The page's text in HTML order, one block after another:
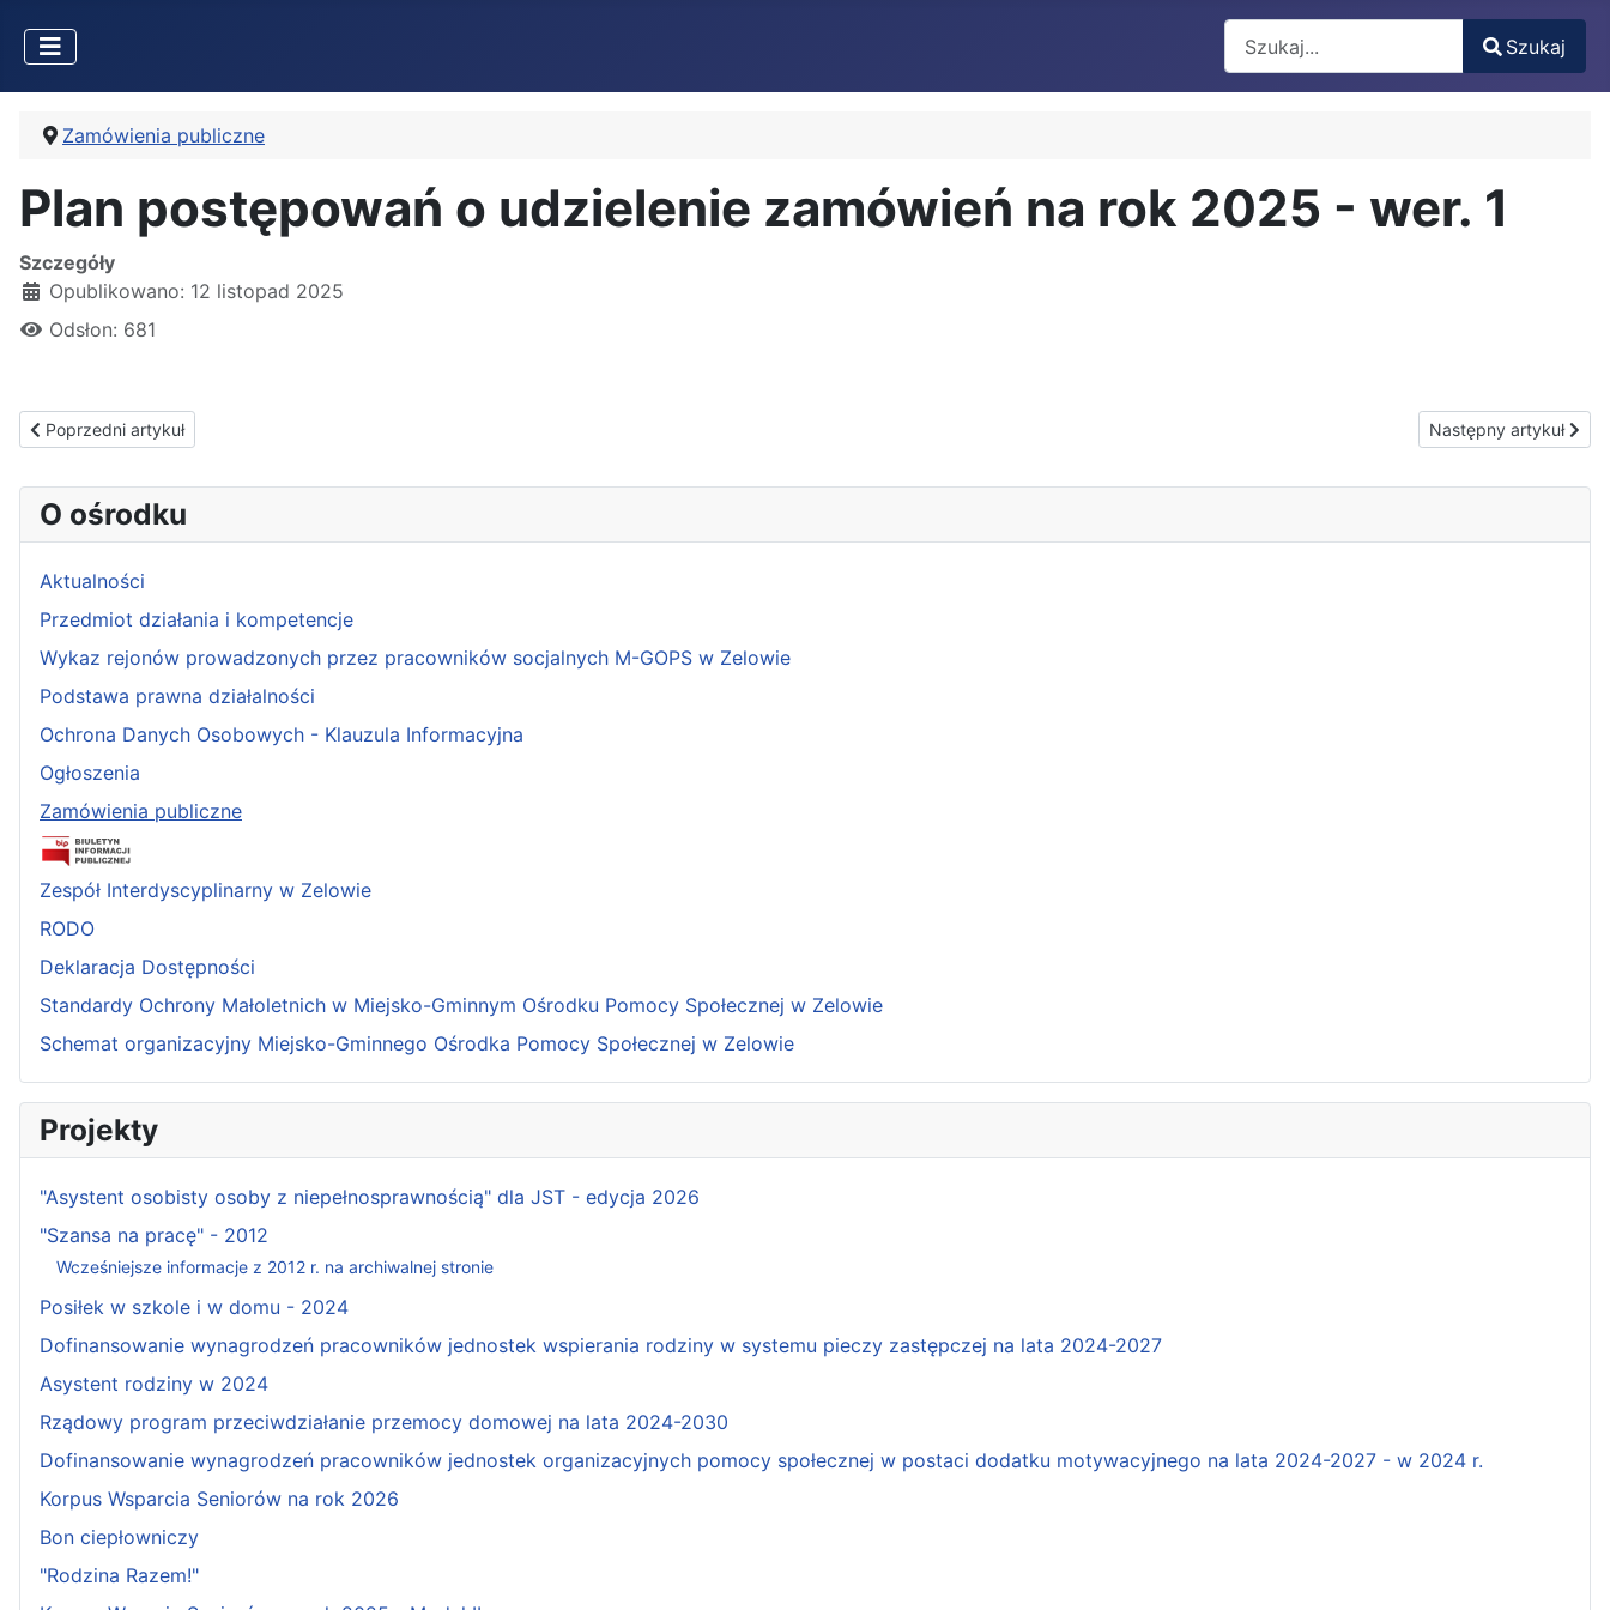
Type 2 or more characters for results.
Szukaj
Zamówienia publiczne
Plan postępowań o udzielenie zamówień na rok 2025 - wer. 1
Szczegóły
Opublikowano: 12 listopad 2025
Odsłon: 681
Poprzedni artykuł: Ogłoszenie o rozstrzygnięciu postępowania
Poprzedni artykuł Następny artykuł:
Następny artykuł
O ośrodku
Aktualności
Przedmiot działania i kompetencje
Wykaz rejonów prowadzonych przez pracowników socjalnych M-GOPS w Zelowie
Podstawa prawna działalności
Ochrona Danych Osobowych - Klauzula Informacyjna
Ogłoszenia
Zamówienia publiczne
Zespół Interdyscyplinarny w Zelowie
RODO
Deklaracja Dostępności
Standardy Ochrony Małoletnich w Miejsko-Gminnym Ośrodku Pomocy Społecznej w Zelowie
Schemat organizacyjny Miejsko-Gminnego Ośrodka Pomocy Społecznej w Zelowie
Projekty
"Asystent osobisty osoby z niepełnosprawnością" dla JST - edycja 2026
"Szansa na pracę" - 2012
Wcześniejsze informacje z 2012 r. na archiwalnej stronie
Posiłek w szkole i w domu - 2024
Dofinansowanie wynagrodzeń pracowników jednostek wspierania rodziny w systemu pieczy zastępczej na lata 2024-2027
Asystent rodziny w 2024
Rządowy program przeciwdziałanie przemocy domowej na lata 2024-2030
Dofinansowanie wynagrodzeń pracowników jednostek organizacyjnych pomocy społecznej w postaci dodatku motywacyjnego na lata 2024-2027 - w 2024 r.
Korpus Wsparcia Seniorów na rok 2026
Bon ciepłowniczy
"Rodzina Razem!"